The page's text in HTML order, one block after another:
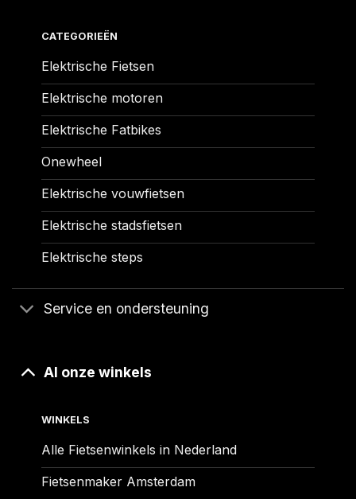
CATEGORIEËN
Elektrische Fietsen
Elektrische motoren
Elektrische Fatbikes
Onewheel
Elektrische vouwfietsen
Elektrische stadsfietsen
Elektrische steps
Service en ondersteuning
Al onze winkels
WINKELS
Alle Fietsenwinkels in Nederland
Fietsenmaker Amsterdam